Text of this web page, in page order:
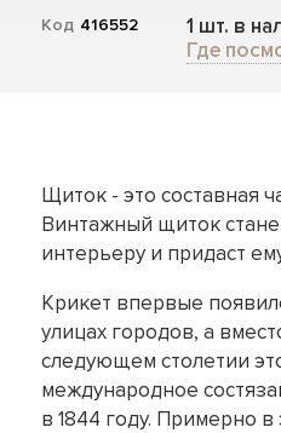
Код 416552
1 шт. в
Где
Щиток - это составная
Винтажный щиток
интерьеру и придаст
Крикет впервые
улицах городов, а
следующем столетии
международное
в 1844 году. Примерно